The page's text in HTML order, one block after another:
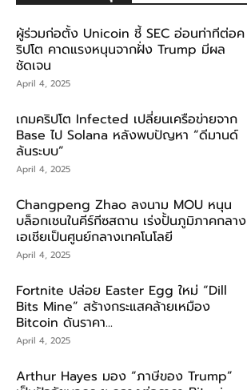
ผู้ร่วมก่อตั้ง Unicoin ชี้ SEC อ่อนท่าทีต่อค
ริปโต คาดแรงหนุนจากฝั่ง Trump มีผล
ชัดเจน
April 4, 2025
เกมคริปโต Infected เปลี่ยนเครือข่ายจาก
Base ไป Solana หลังพบปัญหา “ดีมานด์
ล้นระบบ”
April 4, 2025
Changpeng Zhao ลงนาม MOU หนุน
บล็อกเชนในคีร์กีซสถาน เร่งปั้นภูมิภาคกลาง
เอเชียเป็นศูนย์กลางเทคโนโลยี
April 4, 2025
Fortnite ปล่อย Easter Egg ใหม่ “Dill
Bits Mine” สร้างกระแสคล้ายเหมือง
Bitcoin ดันราคา...
April 4, 2025
Arthur Hayes มอง “ภาษีของ Trump”